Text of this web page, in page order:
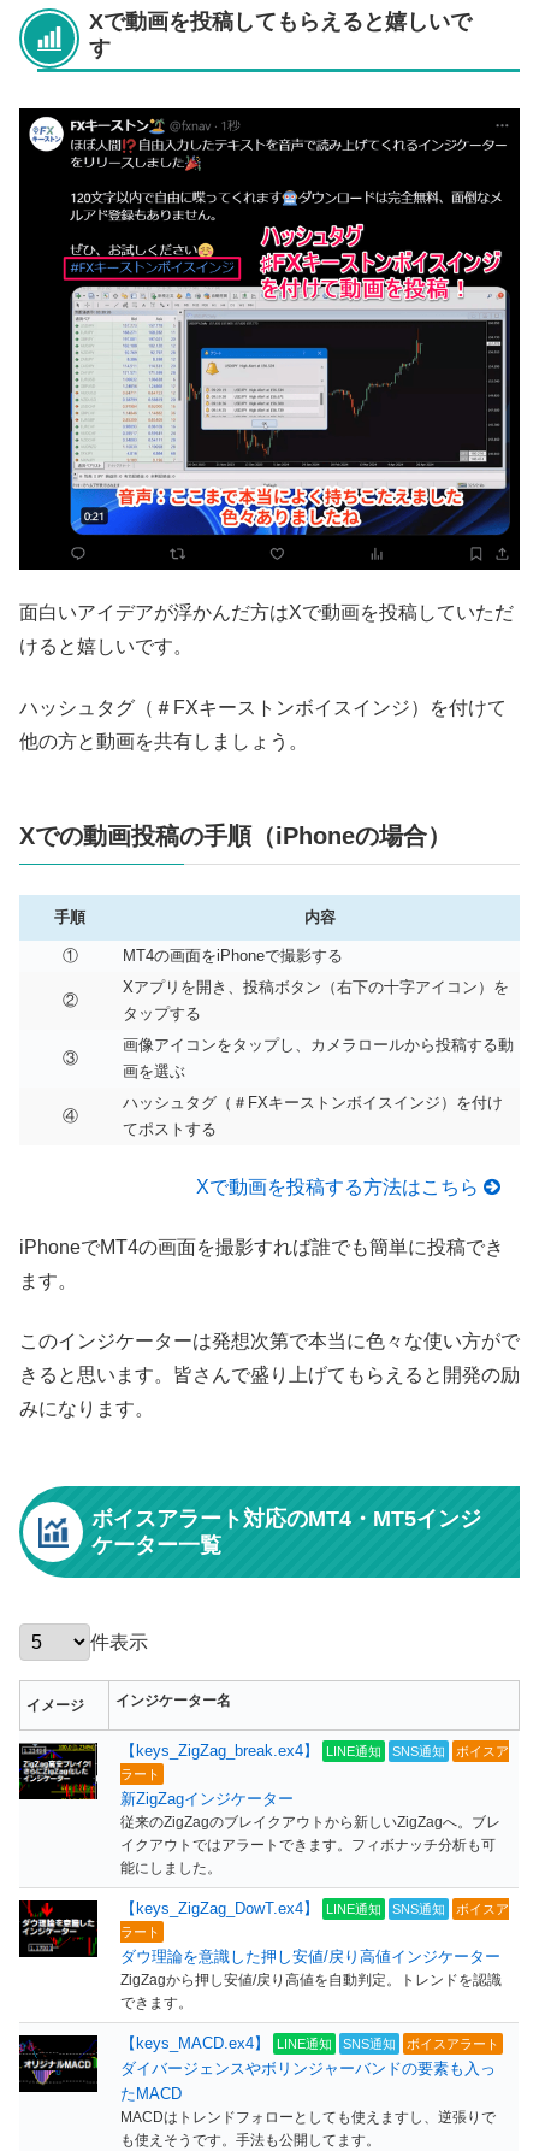
Xで動画を投稿してもらえると嬉しいで
す
面白いアイデアが浮かんだ方はXで動画を投稿していただ
けると嬉しいです。
ハッシュタグ（＃FXキーストンボイスインジ）を付けて
他の方と動画を共有しましょう。
Xでの動画投稿の手順（iPhoneの場合）
手順 内容
① MT4の画面をiPhoneで撮影する
②
Xアプリを開き、投稿ボタン（右下の十字アイコン）を
タップする
③
画像アイコンをタップし、カメラロールから投稿する動
画を選ぶ
④
ハッシュタグ（＃FXキーストンボイスインジ）を付け
てポストする
Xで動画を投稿する方法はこちら
iPhoneでMT4の画面を撮影すれば誰でも簡単に投稿でき
ます。
このインジケーターは発想次第で本当に色々な使い方がで
きると思います。皆さんで盛り上げてもらえると開発の励
みになります。
ボイスアラート対応のMT4・MT5インジ
ケーター一覧
件表示
イメージ インジケーター名
【keys_ZigZag_break.ex4】 LINE通知 SNS通知
ボイスア
ラート
新ZigZagインジケーター
従来のZigZagのブレイクアウトから新しいZigZagへ。ブレ
イクアウトではアラートできます。フィボナッチ分析も可
能にしました。
【keys_ZigZag_DowT.ex4】 LINE通知 SNS通知
ボイスア
ラート
ダウ理論を意識した押し安値/戻り高値インジケーター
ZigZagから押し安値/戻り高値を自動判定。トレンドを認識
できます。
【keys_MACD.ex4】 LINE通知 SNS通知 ボイスアラート
ダイバージェンスやボリンジャーバンドの要素も入っ
たMACD
MACDはトレンドフォローとしても使えますし、逆張りで
も使えそうです。手法も公開してます。